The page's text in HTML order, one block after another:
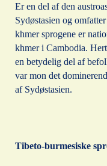
Er en del af den
Sydøstasien og
khmer sprogene er
khmer i Cambodia.
en betydelig del af
var mon det
af Sydøstasien.
Tibeto-burmesiske